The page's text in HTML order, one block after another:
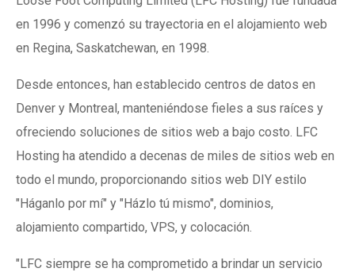
en 1996 y comenzó su trayectoria en el alojamiento web
en Regina, Saskatchewan, en 1998.
Desde entonces, han establecido centros de datos en
Denver y Montreal, manteniéndose fieles a sus raíces y
ofreciendo soluciones de sitios web a bajo costo. LFC
Hosting ha atendido a decenas de miles de sitios web en
todo el mundo, proporcionando sitios web DIY estilo
"Háganlo por mí" y "Házlo tú mismo", dominios,
alojamiento compartido, VPS, y colocación.
"LFC siempre se ha comprometido a brindar un servicio